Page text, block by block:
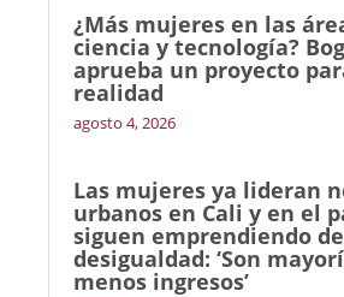
¿Más mujeres en las
ciencia y tecnología?
aprueba un proyecto
realidad
agosto 4, 2026
Las mujeres ya lideran
urbanos en Cali y en el
siguen emprendiendo
desigualdad: ‘Son
menos ingresos’